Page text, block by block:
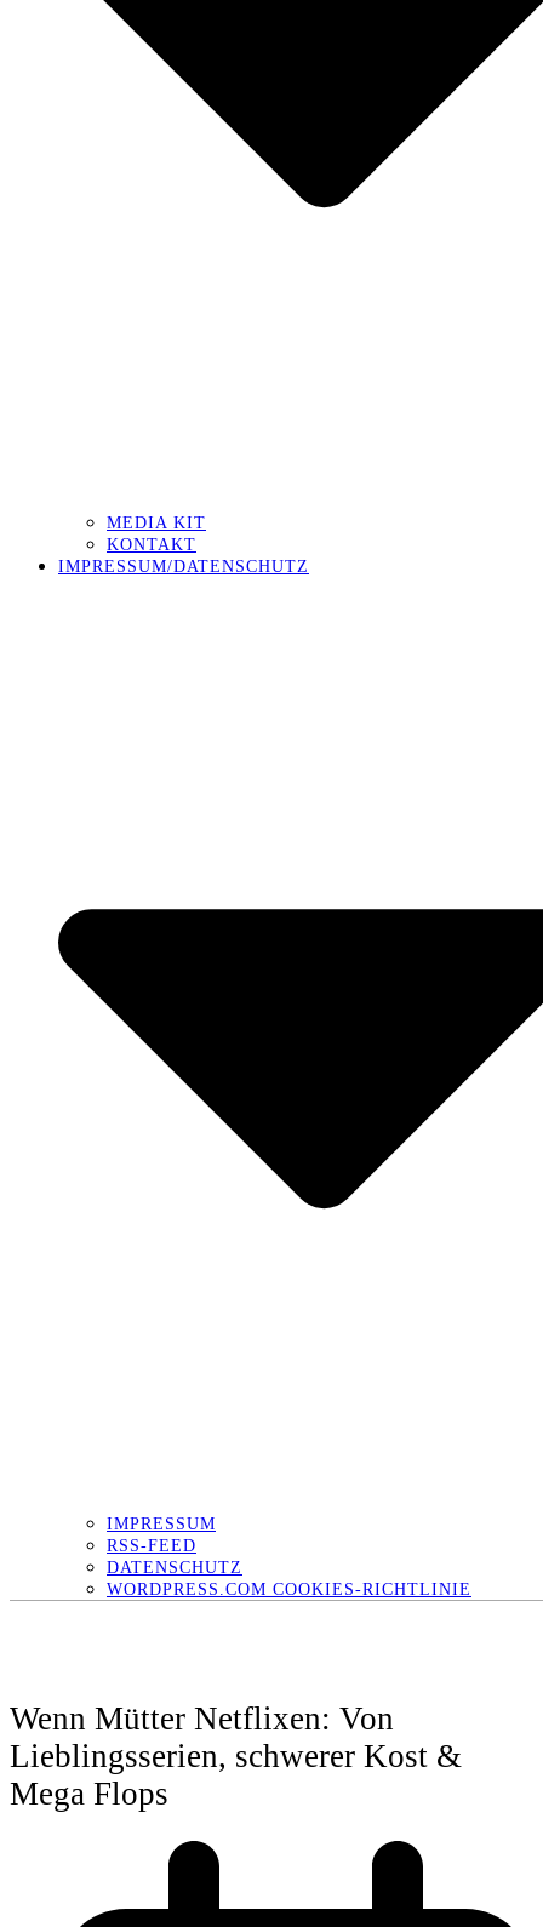
MEDIA KIT
KONTAKT
IMPRESSUM/DATENSCHUTZ
IMPRESSUM
RSS-FEED
DATENSCHUTZ
WORDPRESS.COM COOKIES-RICHTLINIE
Wenn Mütter Netflixen: Von
Lieblingsserien, schwerer Kost &
Mega Flops